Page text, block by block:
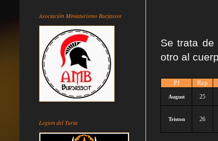
Se trata de
otro al
PJ Rep
August 25
Triston 26
Asociación Miniaturismo Burjassot
Legion del Turia